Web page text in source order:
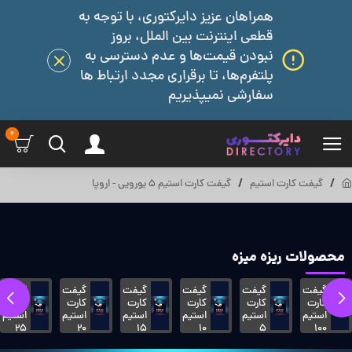
همراهان عزیز دایرکتوری، با توجه به
قطعی اینترنت بین الملل، بروز
نبودن قیمت‌ها و عدم دسترسی به
پلتفرم‌ها، تا برقراری مجدد ارتباط ها
سفارشی نمیپذیریم
0
گیفت کارت استیم گیفت کارت استیم 5 یورویی - اروپا
محصولات ریزه میزه
گیفت
کارت
استیم
100
گیفت
کارت
استیم
5
گیفت
کارت
استیم
10
گیفت
کارت
استیم
15
گیفت
کارت
استیم
20
گیفت
کارت
استیم
25